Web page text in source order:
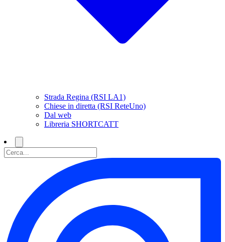
Strada Regina (RSI LA1)
Chiese in diretta (RSI ReteUno)
Dal web
Libreria SHORTCATT